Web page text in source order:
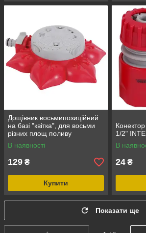
Дощівник восьмипозиційний
на базі "квітка", для восьми
різних площ поливу
INTERTOOL GE-0072
В наявності
129 ₴
Купити
1/2"
В
24 ₴
Показати ще